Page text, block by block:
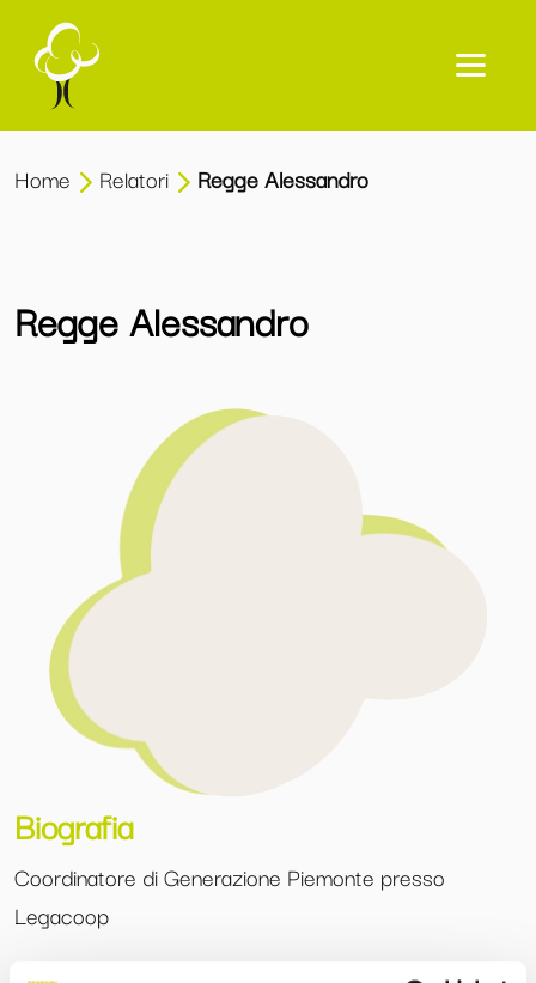
Home Relatori Regge Alessandro
Regge Alessandro
Biografia
Coordinatore di Generazione Piemonte presso
Legacoop